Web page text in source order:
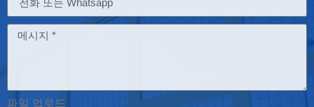
파일 업로드